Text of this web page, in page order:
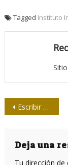
Tagged Instituto
Escribir para Internet
Deja una
Tu dirección